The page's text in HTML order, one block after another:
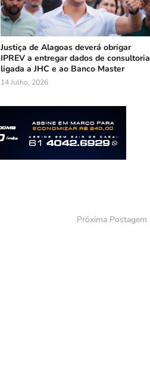
Justiça de Alagoas deverá obrigar
IPREV a entregar dados de consultoria
ligada a JHC e ao Banco Master
14 Julho, 2026
Próxima Postagem